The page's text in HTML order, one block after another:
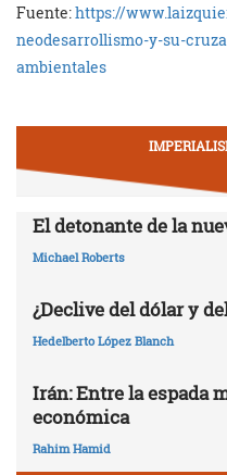
Fuente:https://
neodesarrollismo-y-su-
ambientales
El detonante de la
Michael Roberts
¿Declive del dólar y
Hedelberto López Blanch
Irán: Entre la espada
económica
Rahim Hamid